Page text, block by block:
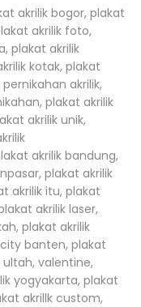
akrilik bogor, plakat
akrilik foto,
plakat akrilik
kotak, plakat
akrilik,
plakat akrilik
akrilik unik,
akrilik bandung,
plakat akrilik
akrilik itu, plakat
akrilik laser,
plakat akrilik
banten, plakat
valentine,
yogyakarta, plakat
akrillk custom,